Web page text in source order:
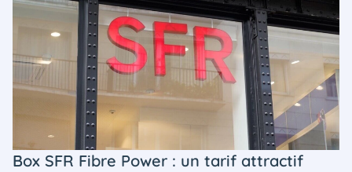
Box SFR Fibre Power : un tarif attractif